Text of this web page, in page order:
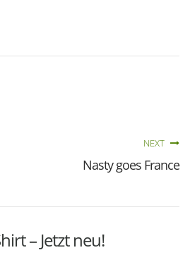
NEXT
Nasty goes France
– Jetzt neu!